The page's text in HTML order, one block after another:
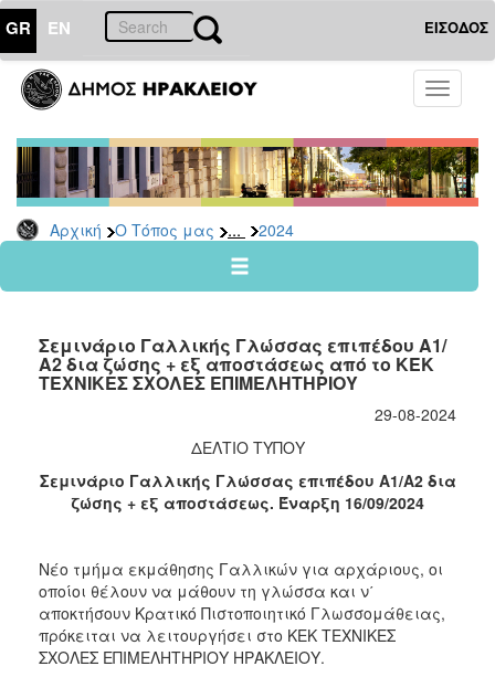
GR EN ΕΙΣΟΔΟΣ
Toggle
Αρχική Ο Τόπος μας ... 2024
ΤΟΠΟΣ
ΜΑΣ
Ανακοινώσεις
Αρχείο
2026
2024
2022
2021
2018
2015
2012
2011
Σεμινάριο Γαλλικής Γλώσσας επιπέδου Α1/
Α2 δια ζώσης + εξ αποστάσεως από το ΚΕΚ
ΤΕΧΝΙΚΕΣ ΣΧΟΛΕΣ ΕΠΙΜΕΛΗΤΗΡΙΟΥ
29-08-2024
ΔΕΛΤΙΟ ΤΥΠΟΥ
Σεμινάριο Γαλλικής Γλώσσας επιπέδου Α1/Α2 δια
ζώσης + εξ αποστάσεως. Έναρξη 16/09/2024
Νέο τμήμα εκμάθησης Γαλλικών για αρχάριους, οι
οποίοι θέλουν να μάθουν τη γλώσσα και ν΄
αποκτήσουν Κρατικό Πιστοποιητικό Γλωσσομάθειας,
πρόκειται να λειτουργήσει στο ΚΕΚ ΤΕΧΝΙΚΕΣ
ΣΧΟΛΕΣ ΕΠΙΜΕΛΗΤΗΡΙΟΥ ΗΡΑΚΛΕΙΟΥ.